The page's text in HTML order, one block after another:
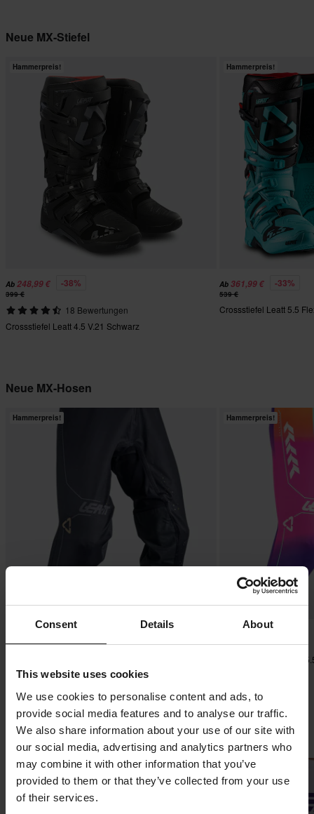
Consent Details About
This website uses cookies
We use cookies to personalise content and ads, to
provide social media features and to analyse our traffic.
We also share information about your use of our site with
our social media, advertising and analytics partners who
may combine it with other information that you’ve
provided to them or that they’ve collected from your use
of their services.
Neue MX-Stiefel
Hammerpreis!
Ab 248,99 € -38%
399 €
18 Bewertungen
Crossstiefel Leatt 4.5 V.21 Schwarz
Hammerpreis!
Ab361,99 € -33%
539 €
Crossstiefel Leatt 5.5
Neue MX-Hosen
Hammerpreis!
199 €
Hammerpreis!
199 €
Crosshose Leatt Moto
Neue MX-Shirts
Hammerpreis! Hammerpreis!